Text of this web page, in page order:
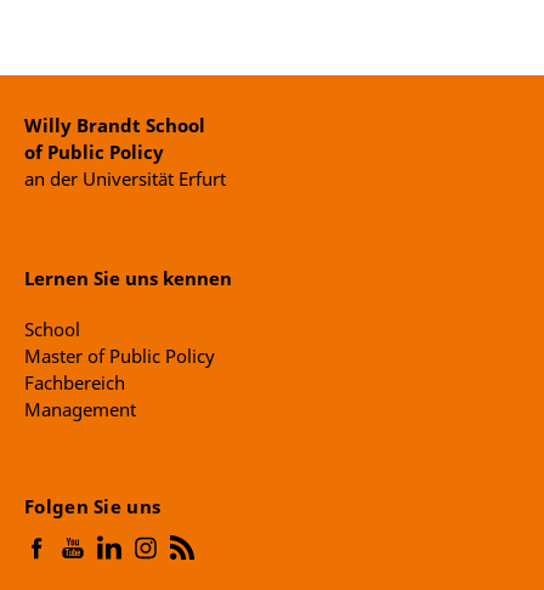
Willy Brandt School
of Public Policy
an der Universität Erfurt
Lernen Sie uns kennen
School
Master of Public Policy
Fachbereich
Management
Folgen Sie uns